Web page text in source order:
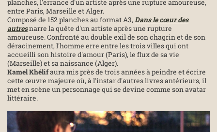
planches, l'errance d'un artiste après une rupture amoureuse,
entre Paris, Marseille et Alger.
Composé de 152 planches au format A3, Dans le cœur des
autresnarre la quête d'un artiste après une rupture
amoureuse. Confronté au double exil de son chagrin et de son
déracinement, l'homme erre entre les trois villes qui ont
accueilli son histoire d'amour (Paris), le flux de sa vie
(Marseille) et sa naissance (Alger).
Kamel Khélifaura mis près de trois années à peindre et écrire
cette œuvre majeure où, à l'instar d'autres livres antérieurs, il
met en scène un personnage qui se devine comme son avatar
littéraire.